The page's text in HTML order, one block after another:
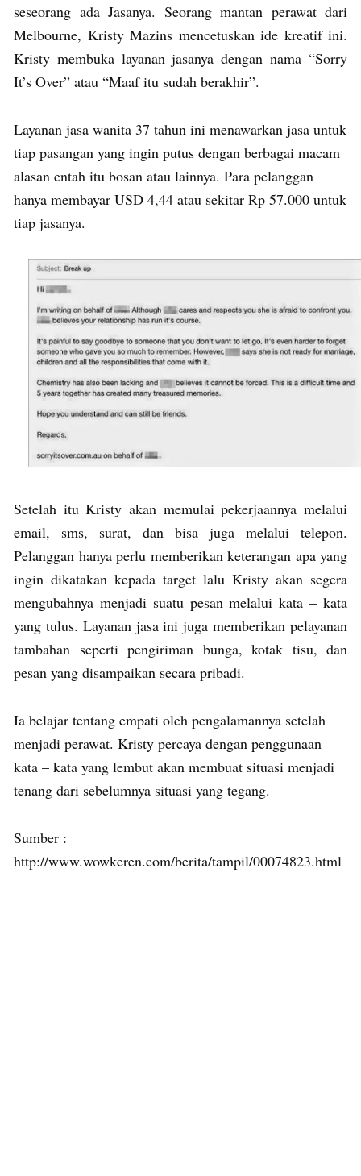
seseorang ada Jasanya. Seorang mantan perawat dari
Melbourne, Kristy Mazins mencetuskan ide kreatif ini.
Kristy membuka layanan jasanya dengan nama “Sorry
It’s Over” atau “Maaf itu sudah berakhir”.
Layanan jasa wanita 37 tahun ini menawarkan jasa untuk
tiap pasangan yang ingin putus dengan berbagai macam
alasan entah itu bosan atau lainnya. Para pelanggan
hanya membayar USD 4,44 atau sekitar Rp 57.000 untuk
tiap jasanya.
Setelah itu Kristy akan memulai pekerjaannya melalui
email, sms, surat, dan bisa juga melalui telepon.
Pelanggan hanya perlu memberikan keterangan apa yang
ingin dikatakan kepada target lalu Kristy akan segera
mengubahnya menjadi suatu pesan melalui kata – kata
yang tulus. Layanan jasa ini juga memberikan pelayanan
tambahan seperti pengiriman bunga, kotak tisu, dan
pesan yang disampaikan secara pribadi.
Ia belajar tentang empati oleh pengalamannya setelah
menjadi perawat. Kristy percaya dengan penggunaan
kata – kata yang lembut akan membuat situasi menjadi
tenang dari sebelumnya situasi yang tegang.
Sumber :
http://www.wowkeren.com/berita/tampil/00074823.html